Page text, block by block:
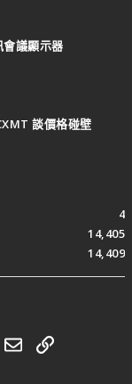
議顯示器
談價格碰壁
4
14,405
14,409
電子郵件
連結